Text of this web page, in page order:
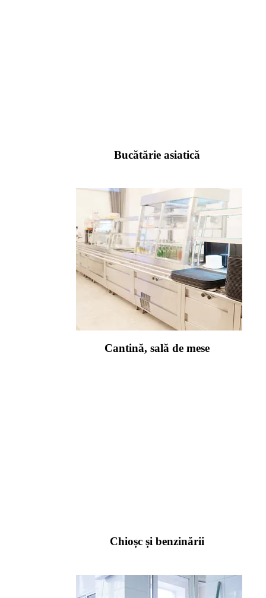
Bucătărie asiatică
Cantină, sală de mese
Chioșc și benzinării